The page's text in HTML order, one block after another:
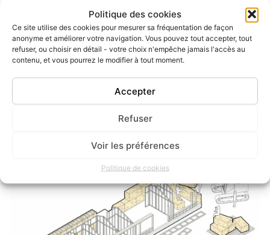
Politique des cookies
Ce site utilise des cookies pour mesurer sa fréquentation de façon
anonyme et améliorer votre navigation. Vous pouvez tout accepter, tout
refuser, ou choisir en détail - votre choix n'empêche jamais l'accès au
contenu, et vous pourrez le modifier à tout moment.
Accepter
Refuser
Voir les préférences
Politique de cookies
MON COMPTE
soumettre un
projet ou un
évènement